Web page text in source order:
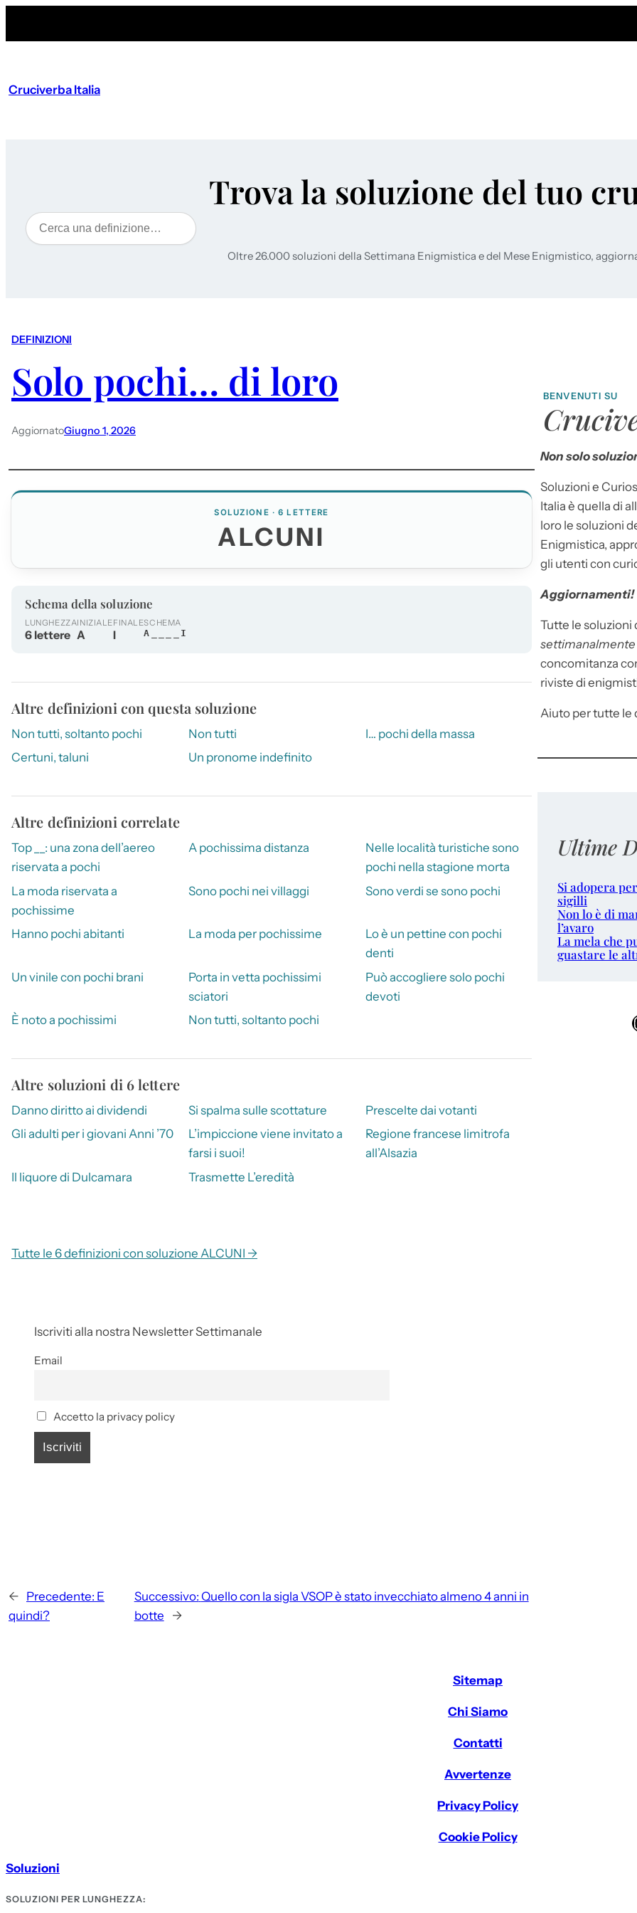
Cruciverba Italia
Trova la soluzione del tuo
Cerca
Oltre 26.000 soluzioni della Settimana Enigmistica e del Mese Enigmistico,
DEFINIZIONI
Solo pochi… di loro
AggiornatoGiugno 1, 2026
SOLUZIONE · 6 LETTERE
ALCUNI
Schema della soluzione
LUNGHEZZA
6 lettere
INIZIALE
A
FINALE
I
SCHEMA
A____I
Altre definizioni con questa soluzione
Non tutti, soltanto pochi Non tutti
I… pochi della massa
Certuni, taluni
Un pronome indefinito
Altre definizioni correlate
Top __: una zona dell’aereo
riservata a pochi
A pochissima distanza
Nelle località turistiche sono
pochi nella stagione morta
La moda riservata a
pochissime
Sono pochi nei villaggi Sono verdi se sono pochi
Hanno pochi abitanti La moda per pochissime
Lo è un pettine con pochi
denti
Un vinile con pochi brani
Porta in vetta pochissimi
sciatori
Può accogliere solo pochi
devoti
È noto a pochissimi
Non tutti, soltanto pochi
Altre soluzioni di 6 lettere
Danno diritto ai dividendi Si spalma sulle scottature
Prescelte dai votanti
Gli adulti per i giovani Anni ’70
L’impiccione viene invitato a
farsi i suoi!
Regione francese limitrofa
all’Alsazia
Il liquore di Dulcamara
Trasmette L’eredità
Tutte le 6 definizioni con soluzione ALCUNI →
Iscriviti alla nostra Newsletter Settimanale
Email
Accetto la privacy policy
← Precedente: E
quindi?
Successivo: Quello con la sigla VSOP è stato invecchiato almeno 4 anni in
botte
→
BENVENUTI SU
Non solo
Soluzioni e
Italia è quella di
loro le soluzioni
Enigmistica,
gli utenti con
Aggiornamenti!
Tutte le soluzioni
settimanalmente
concomitanza
riviste di
Aiuto per tutte le
Ultime
Si adopera
sigilli
Non lo è di
l’avaro
La mela che
guastare le
Sitemap
Chi Siamo
Contatti
Avvertenze
Privacy Policy
Cookie Policy
Soluzioni
SOLUZIONI PER LUNGHEZZA: